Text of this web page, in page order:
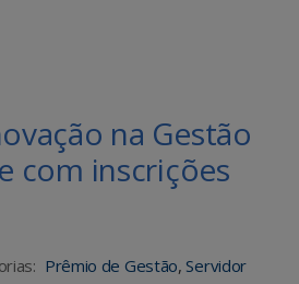
na Gestão
com inscrições
Prêmio de Gestão, Servidor